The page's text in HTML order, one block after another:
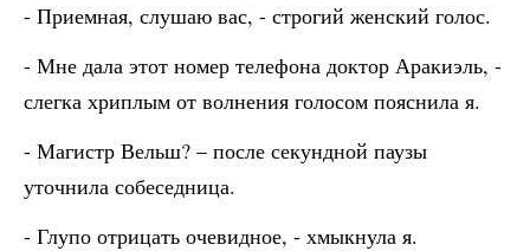
- Приемная, слушаю вас, - строгий женский голос.
- Мне дала этот номер телефона доктор Аракиэль, -
слегка хриплым от волнения голосом пояснила я.
- Магистр Вельш? – после секундной паузы
уточнила собеседница.
- Глупо отрицать очевидное, - хмыкнула я.